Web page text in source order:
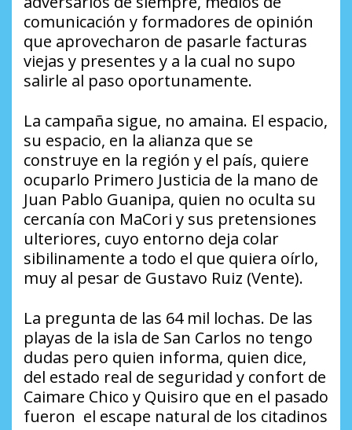
comunicación y formadores de opinión
que aprovecharon de pasarle facturas
viejas y presentes y a la cual no supo
salirle al paso oportunamente.
La campaña sigue, no amaina. El espacio,
su espacio, en la alianza que se
construye en la región y el país, quiere
ocuparlo Primero Justicia de la mano de
Juan Pablo Guanipa, quien no oculta su
cercanía con MaCori y sus pretensiones
ulteriores, cuyo entorno deja colar
sibilinamente a todo el que quiera oírlo,
muy al pesar de Gustavo Ruiz (Vente).
La pregunta de las 64 mil lochas. De las
playas de la isla de San Carlos no tengo
dudas pero quien informa, quien dice,
del estado real de seguridad y confort de
Caimare Chico y Quisiro que en el pasado
fueron el escape natural de los citadinos